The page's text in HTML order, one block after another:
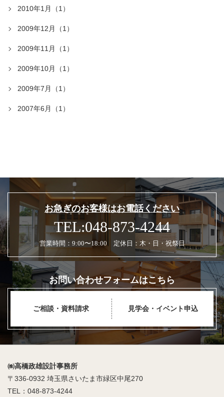
2010年1月（1）
2009年12月（1）
2009年11月（1）
2009年10月（1）
2009年7月（1）
2007年6月（1）
お急ぎのお客様はお電話ください
TEL:048-873-4244
営業時間：9:00〜18:00 定休日：木・日・祝祭日
お問い合わせフォームはこちら
ご相談・資料請求 見学会・イベント申込
㈱高橋政雄設計事務所
〒336-0932 埼玉県さいたま市緑区中尾270
TEL：048-873-4244